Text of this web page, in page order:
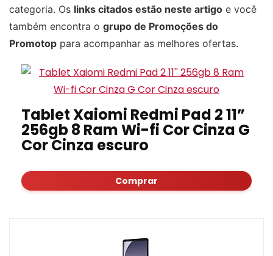
categoria. Os links citados estão neste artigo e você
também encontra o grupo de Promoções do
Promotop para acompanhar as melhores ofertas.
Tablet Xaiomi Redmi Pad 2 11”
256gb 8 Ram Wi-fi Cor Cinza G
Cor Cinza escuro
Comprar